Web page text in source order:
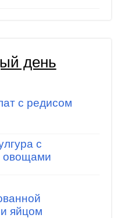
день
с редисом
с
овощами
яйцом